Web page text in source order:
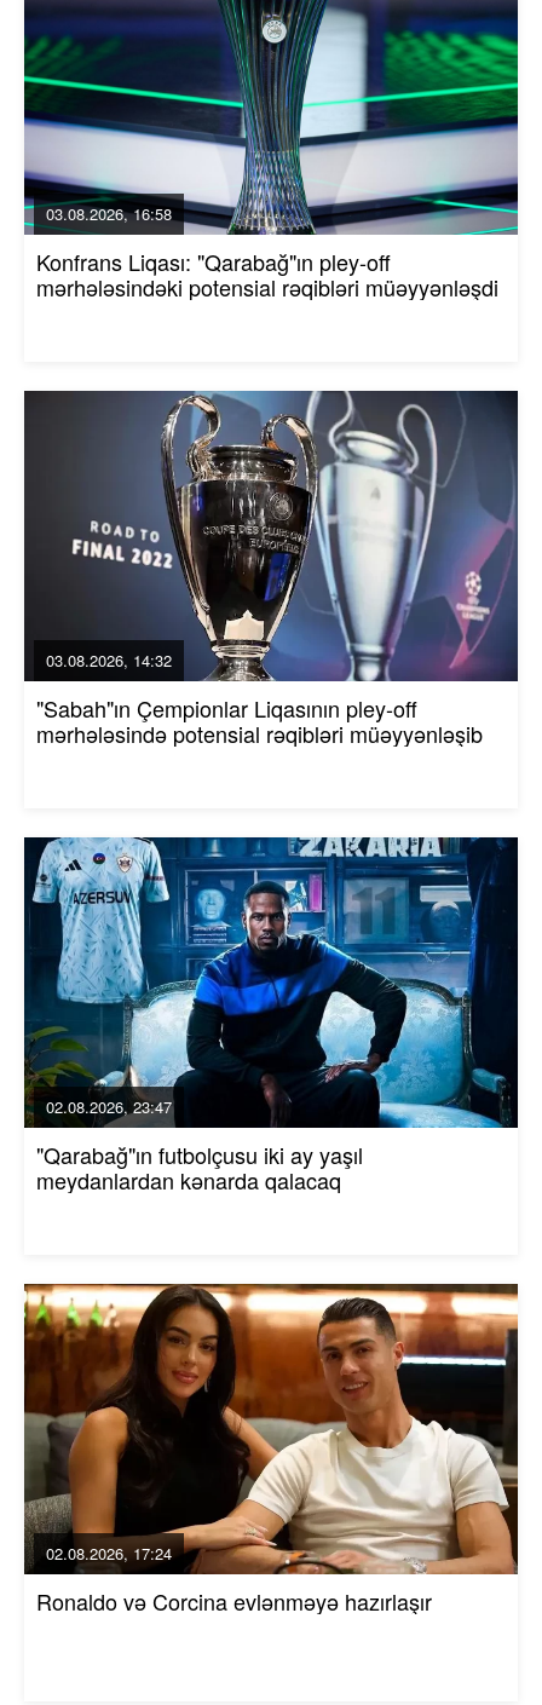
03.08.2026, 16:58
Konfrans Liqası: "Qarabağ"ın pley-off
mərhələsindəki potensial rəqibləri müəyyənləşdi
03.08.2026, 14:32
"Sabah"ın Çempionlar Liqasının pley-off
mərhələsində potensial rəqibləri müəyyənləşib
02.08.2026, 23:47
"Qarabağ"ın futbolçusu iki ay yaşıl
meydanlardan kənarda qalacaq
02.08.2026, 17:24
Ronaldo və Corcina evlənməyə hazırlaşır